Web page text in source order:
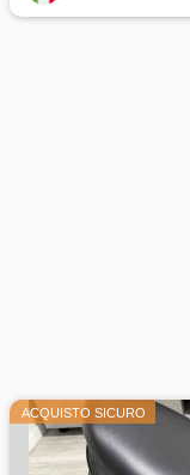
ACQUISTO SICURO